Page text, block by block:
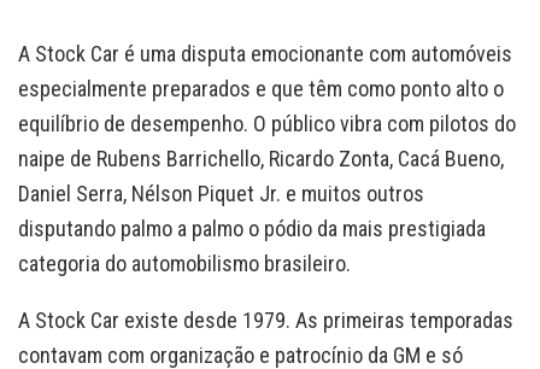
A Stock Car é uma disputa emocionante com automóveis
especialmente preparados e que têm como ponto alto o
equilíbrio de desempenho. O público vibra com pilotos do
naipe de Rubens Barrichello, Ricardo Zonta, Cacá Bueno,
Daniel Serra, Nélson Piquet Jr. e muitos outros
disputando palmo a palmo o pódio da mais prestigiada
categoria do automobilismo brasileiro.
A Stock Car existe desde 1979. As primeiras temporadas
contavam com organização e patrocínio da GM e só